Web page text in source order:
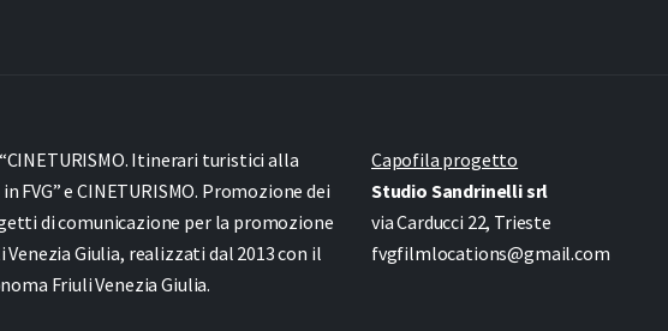
Itinerari turistici alla
FVG” eCINETURISMO. Promozione dei
di comunicazione per la promozione
Giulia, realizzati dal 2013 con il
Friuli Venezia Giulia.
Capofila progetto
Studio Sandrinelli srl
via Carducci 22, Trieste
fvgfilmlocations@gmail.com